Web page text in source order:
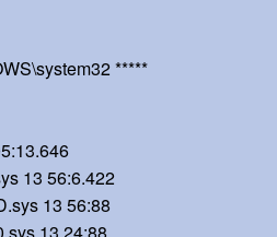
*****
13 56:6.422
13 56:88